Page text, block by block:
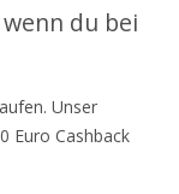
du bei
Unser
Euro Cashback